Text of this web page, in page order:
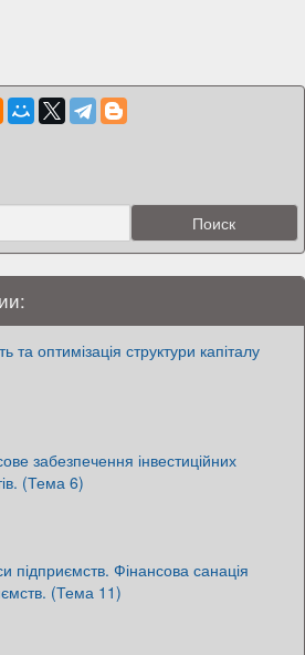
та оптимізація структури капіталу
забезпечення інвестиційних
(Тема 6)
підприємств. Фінансова санація
(Тема 11)